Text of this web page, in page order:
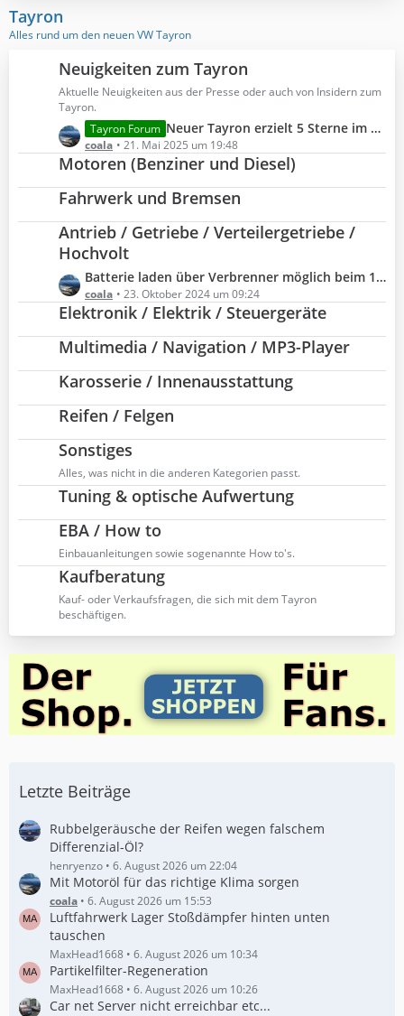
ä
g
e
Tayron
Alles rund um den neuen VW Tayron
Neuigkeiten zum Tayron
Aktuelle Neuigkeiten aus der Presse oder auch von Insidern zum
Tayron.
L
e
t
t
e
B
e
t
r
g
Tayron Forum Neuer Tayron erzielt 5 Sterne im Euro NCAP
coala 21. Mai 2025 um 19:48
Motoren (Benziner und Diesel)
Fahrwerk und Bremsen
Antrieb / Getriebe / Verteilergetriebe /
Hochvolt
L
e
t
t
e
B
e
i
t
r
ä
g
Batterie laden über Verbrenner möglich beim 1.5 eHybrid?
coala 23. Oktober 2024 um 09:24
Elektronik / Elektrik / Steuergeräte
Multimedia / Navigation / MP3-Player
Karosserie / Innenausstattung
Reifen / Felgen
Sonstiges
Alles, was nicht in die anderen Kategorien passt.
Tuning & optische Aufwertung
EBA / How to
Einbauanleitungen sowie sogenannte How to's.
Kaufberatung
Kauf- oder Verkaufsfragen, die sich mit dem Tayron
beschäftigen.
Letzte Beiträge
Rubbelgeräusche der Reifen wegen falschem
Differenzial-Öl?
henryenzo 6. August 2026 um 22:04
Mit Motoröl für das richtige Klima sorgen
coala 6. August 2026 um 15:53
Luftfahrwerk Lager Stoßdämpfer hinten unten
tauschen
MaxHead1668 6. August 2026 um 10:34
Partikelfilter-Regeneration
MaxHead1668 6. August 2026 um 10:26
Car net Server nicht erreichbar etc...